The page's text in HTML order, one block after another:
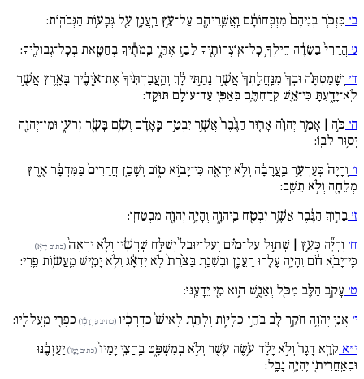
ב׳ כִּזְכֹּ֚ר בְּנֵיהֶם֙ מִזְבְּחוֹתָ֔ם וַֽאֲשֵֽׁרֵיהֶ֖ם עַל־עֵ֣ץ רַֽעֲנָ֑ן עַ֖ל גְּבָע֥וֹת הַגְּבֹהֽוֹת:
ג׳ הֲרָרִי֙ בַּשָּׂדֶ֔ה חֵֽילְךָ֥ כָל־אֽוֹצְרוֹתֶ֖יךָ לָבַ֣ז אֶתֵּ֑ן בָּֽמֹתֶ֕יךָ בְּחַטָּ֖את בְּכָל־גְּבוּלֶֽיךָ:
ד׳ וְשָׁמַטְתָּ֗ה וּבְךָ֙ מִנַּֽחֲלָֽתְךָ֙ אֲשֶׁ֣ר נָתַ֣תִּי לָ֔ךְ וְהַֽעֲבַדְתִּ֙יךָ֙ אֶת־אֹ֣יְבֶ֔יךָ בָּאָ֖רֶץ אֲשֶׁ֣ר
לֹֽא־יָדָ֑עְתָּ כִּי־אֵ֛שׁ קְדַחְתֶּ֥ם בְּאַפִּ֖י עַד־עוֹלָ֥ם תּוּקָֽד:
ה׳ כֹּ֣ה | אָמַ֣ר יְהֹוָ֗ה אָר֚וּר הַגֶּ֙בֶר֙ אֲשֶׁ֣ר יִבְטַ֣ח בָּֽאָדָ֔ם וְשָׂ֥ם בָּשָׂ֖ר זְרֹע֑וֹ וּמִן־יְהֹוָ֖ה
יָס֥וּר לִבּֽוֹ:
ו׳ וְהָיָה֙ כְּעַרְעָ֣ר בָּֽעֲרָבָ֔ה וְלֹ֥א יִרְאֶ֖ה כִּי־יָב֣וֹא ט֑וֹב וְשָׁכַ֚ן חֲרֵרִים֙ בַּמִּדְבָּ֔ר אֶ֥רֶץ
מְלֵחָ֖ה וְלֹ֥א תֵשֵֽׁב:
ז׳ בָּר֣וּךְ הַגֶּ֔בֶר אֲשֶׁ֥ר יִבְטַ֖ח בַּֽיהֹוָ֑ה וְהָיָ֥ה יְהֹוָ֖ה מִבְטַחֽוֹ:
ח׳ וְהָיָ֞ה כְּעֵ֣ץ | שָׁת֣וּל עַל־מַ֗יִם וְעַל־יוּבַל֙ יְשַׁלַּ֣ח שָֽׁרָשָׁ֔יו וְלֹ֚א יִרְאֶה֙ (כתיב יִרְאֶ֙)
כִּֽי־יָבֹ֣א חֹ֔ם וְהָיָ֥ה עָלֵ֖הוּ רַֽעֲנָ֑ן וּבִשְׁנַ֚ת בַּצֹּ֙רֶת֙ לֹ֣א יִדְאָ֔ג וְלֹ֥א יָמִ֖ישׁ מֵֽעֲשׂ֥וֹת פֶּֽרִי:
ט׳ עָקֹ֥ב הַלֵּ֛ב מִכֹּ֖ל וְאָנֻ֣שׁ ה֑וּא מִ֖י יֵדָעֶֽנּוּ:
י׳ אֲנִ֧י יְהֹוָ֛ה חֹקֵ֥ר לֵ֖ב בֹּחֵ֣ן כְּלָי֑וֹת וְלָתֵ֚ת לְאִישׁ֙ כִּדְרָכָ֔יו (כתיב כִּדְרָכָ֔ו) כִּפְרִ֖י מַֽעֲלָלָֽיו:
י״א קֹרֵ֚א דָגָר֙ וְלֹ֣א יָלָ֔ד עֹ֥שֶׂה עֹ֖שֶׁר וְלֹ֣א בְמִשְׁפָּ֑ט בַּֽחֲצִ֚י יָמָיו֙ (כתיב יָמָו֙) יַעַזְבֶ֔נּוּ
וּבְאַֽחֲרִית֖וֹ יִֽהְיֶ֥ה נָבָֽל: